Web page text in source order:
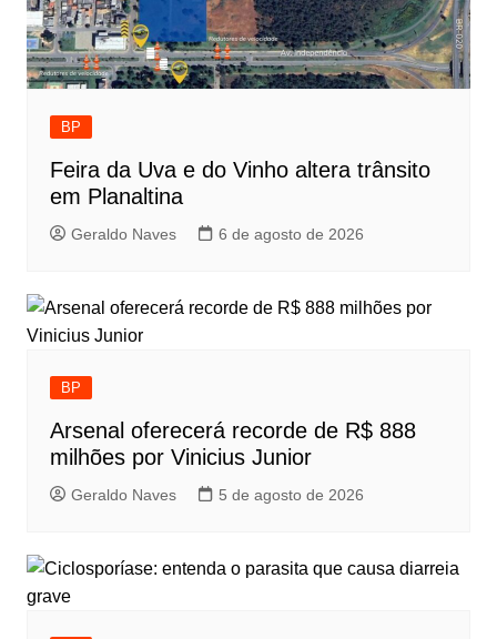
BP
Feira da Uva e do Vinho altera trânsito
em Planaltina
Geraldo Naves 6 de agosto de 2026
BP
Arsenal oferecerá recorde de R$ 888
milhões por Vinicius Junior
Geraldo Naves 5 de agosto de 2026